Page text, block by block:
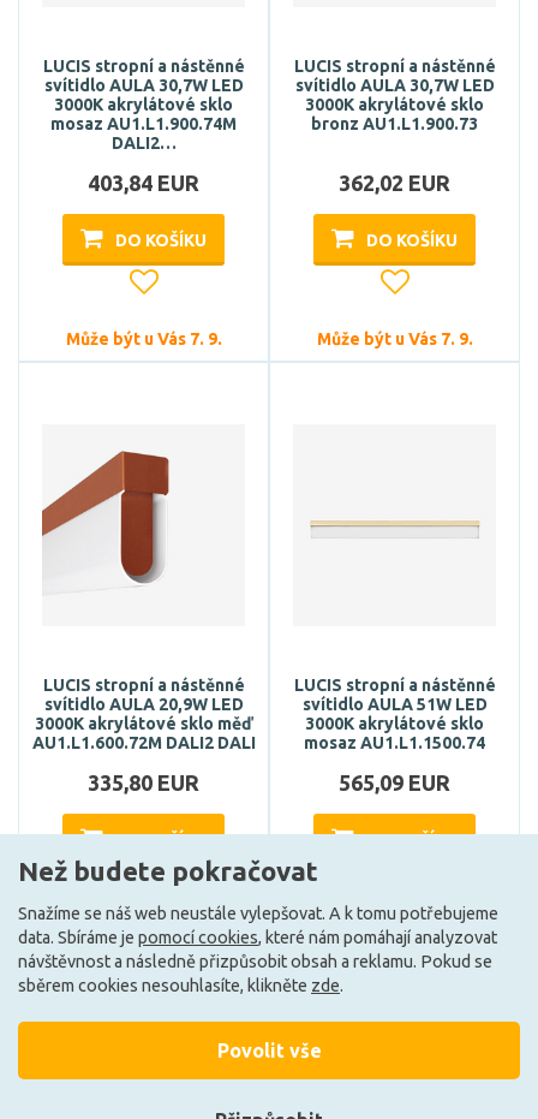
LUCIS stropní a nástěnné
svítidlo AULA 30,7W LED
3000K akrylátové sklo
mosaz AU1.L1.900.74M
DALI2…
403,84 EUR
DO KOŠÍKU
Může být u Vás 7. 9.
LUCIS stropní a nástěnné
svítidlo AULA 30,7W LED
3000K akrylátové sklo
bronz AU1.L1.900.73
362,02 EUR
DO KOŠÍKU
Může být u Vás 7. 9.
LUCIS stropní a nástěnné
svítidlo AULA 20,9W LED
3000K akrylátové sklo měď
AU1.L1.600.72M DALI2 DALI
335,80 EUR
DO KOŠÍKU
Může být u Vás 7. 9.
LUCIS stropní a nástěnné
svítidlo AULA 51W LED
3000K akrylátové sklo
mosaz AU1.L1.1500.74
565,09 EUR
DO KOŠÍKU
Může být u Vás 7. 9.
Načíst další
Než budete pokračovat
Snažíme se náš web neustále vylepšovat. A k tomu potřebujeme
data. Sbíráme je pomocí cookies, které nám pomáhají analyzovat
návštěvnost a následně přizpůsobit obsah a reklamu. Pokud se
sběrem cookies nesouhlasíte, klikněte zde.
Povolit vše